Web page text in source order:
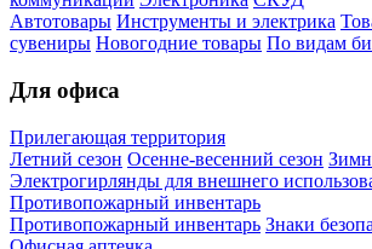
Автотовары Инструменты и электрика
сувениры Новогодние товары По видам
Для офиса
Прилегающая территория
Летний сезон Осенне-весенний сезон
Электрогирлянды для внешнего
Противопожарный инвентарь
Противопожарный инвентарь Знаки